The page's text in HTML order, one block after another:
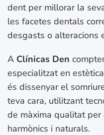
dent per millorar la
les facetes dentals
desgasts o alteracions
A Clínicas Den
especialitzat en
és dissenyar el
teva cara, utilitzant
de màxima qualitat
harmònics i naturals.